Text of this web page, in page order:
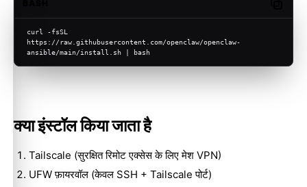
curl -fsSL
https://raw.githubusercontent.com/openclaw/openclaw-
ansible/main/install.sh | bash
क्या इंस्टॉल किया जाता है
Tailscale (सुरक्षित रिमोट एक्सेस के लिए मेश VPN)
UFW फ़ायरवॉल (केवल SSH + Tailscale पोर्ट)